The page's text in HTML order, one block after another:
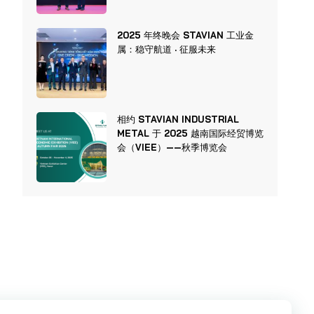
2025 年终晚会 STAVIAN 工业金
属：稳守航道 · 征服未来
相约 STAVIAN INDUSTRIAL
METAL 于 2025 越南国际经贸博览
会（VIEE）——秋季博览会